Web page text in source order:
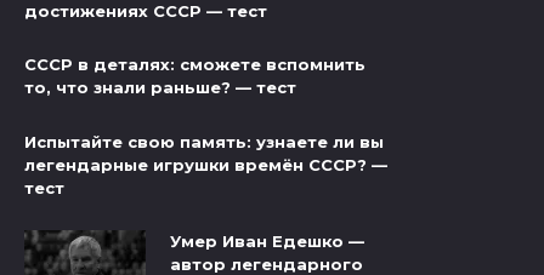
достижениях СССР — тест
СССР в деталях: сможете вспомнить
то, что знали раньше? — тест
Испытайте свою память: узнаете ли вы
легендарные игрушки времён СССР? —
тест
Умер Иван Едешко —
автор легендарного